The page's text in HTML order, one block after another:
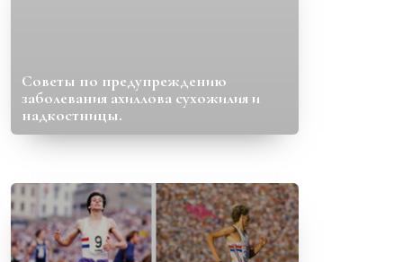
Советы по предупреждению
заболевания ахиллова сухожилия и
надкостницы.